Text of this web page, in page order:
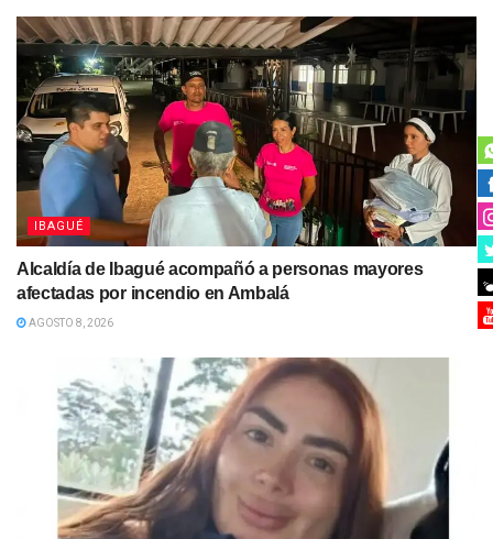
IBAGUÉ
Alcaldía de Ibagué acompañó a personas mayores
afectadas por incendio en Ambalá
AGOSTO 8, 2026